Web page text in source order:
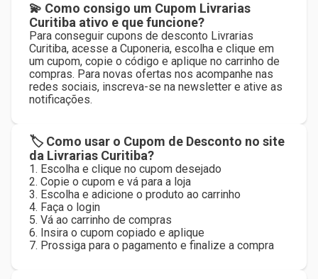
💫 Como consigo um Cupom Livrarias
Curitiba ativo e que funcione?
Para conseguir cupons de desconto Livrarias
Curitiba, acesse a Cuponeria, escolha e clique em
um cupom, copie o código e aplique no carrinho de
compras. Para novas ofertas nos acompanhe nas
redes sociais, inscreva-se na newsletter e ative as
notificações.
🏷 Como usar o Cupom de Desconto no site
da Livrarias Curitiba?
1. Escolha e clique no cupom desejado
2. Copie o cupom e vá para a loja
3. Escolha e adicione o produto ao carrinho
4. Faça o login
5. Vá ao carrinho de compras
6. Insira o cupom copiado e aplique
7. Prossiga para o pagamento e finalize a compra